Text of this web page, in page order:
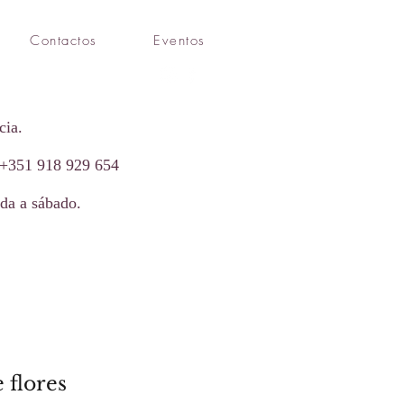
Contactos Eventos
918 929 654​
a sábado.
flores